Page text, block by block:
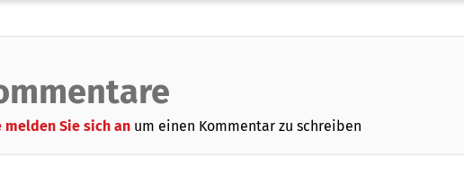
melden Sie sich an um einen Kommentar zu schreiben